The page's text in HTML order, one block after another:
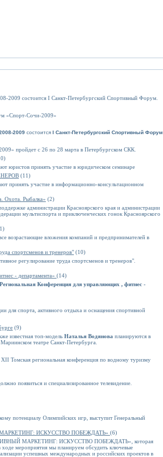
2009 состоится I Санкт-Петербургский Спортивный Форум.
«Спорт-Сочи-2009»
2009 состоится I Санкт-Петербургский Спортивный Форум
пройдет с 26 по 28 марта в Петербургском СКК.
принять участие в юридическом семинаре
(11)
участие в информационно-консультационном
Охота. Рыбалка» (2)
администрации Красноярского края и администрации
мультиспорта и приключенческих гонок Красноярского
возрастающие вложения компаний и предпринимателей в
спортсменов и тренеров" (10)
регулирование труда спортсменов и тренеров".
- департамента» (14)
Конференция для управляющих , фитнес -
для спорта, активного отдыха и оснащения спортивной
(9)
известная топ-модель Наталья Водянова планируются в
театре Санкт-Петербурга.
Томская региональная конференция по водному туризму
появиться и специализированное телевидение.
потенциалу Олимпийских игр, выступит Генеральный
МАРКЕТИНГ: ИСКУССТВО ПОБЕЖДАТЬ» (6)
МАРКЕТИНГ: ИСКУССТВО ПОБЕЖДАТЬ», которая
мероприятия мы планируем обсудить ключевые
успешных международных и российских проектов в